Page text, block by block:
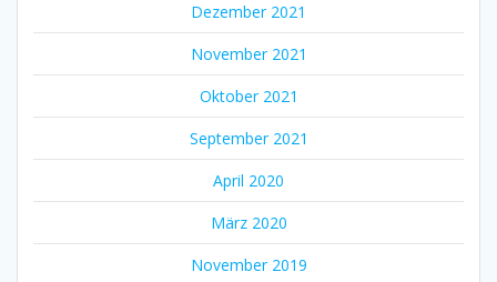
Dezember 2021
November 2021
Oktober 2021
September 2021
April 2020
März 2020
November 2019